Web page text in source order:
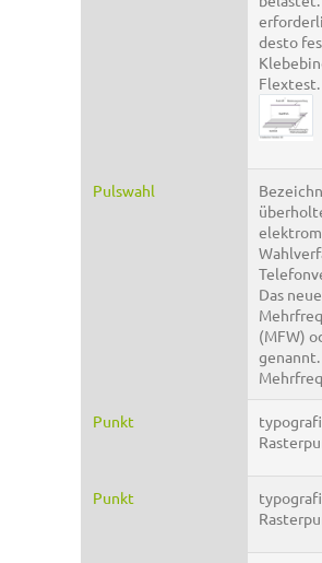
desto
Flextest.
Pulswahl
Das
(MFW)
Punkt
Punkt